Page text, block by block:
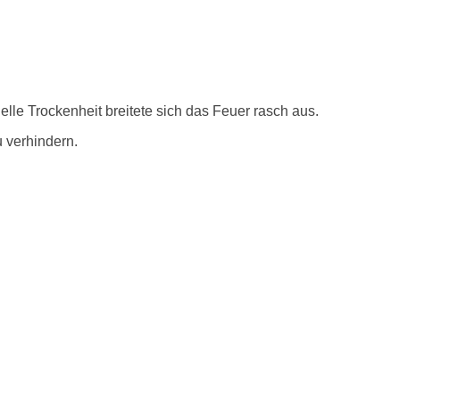
Trockenheit breitete sich das Feuer rasch aus.
verhindern.